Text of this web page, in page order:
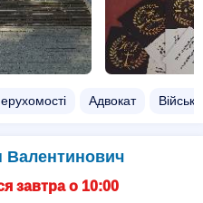
Адвокат
Валентинович
завтра о 10:00